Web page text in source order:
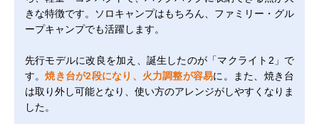
きな特徴です。ソロキャンプはもちろん、ファミリー・グル
ープキャンプでも活躍します。
先行モデルに改良を加え、誕生したのが「マクライト2」で
す。焼き台が2段になり、火力調整が容易に。また、焼き台
は取り外し可能となり、使い方のアレンジがしやすくなりま
した。